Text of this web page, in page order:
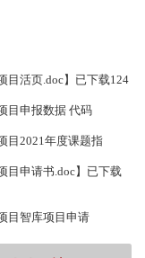
目活页.doc】已下载124
目申报数据 代码
目2021年度课题指
目申请书.doc】已下载
目智库项目申请